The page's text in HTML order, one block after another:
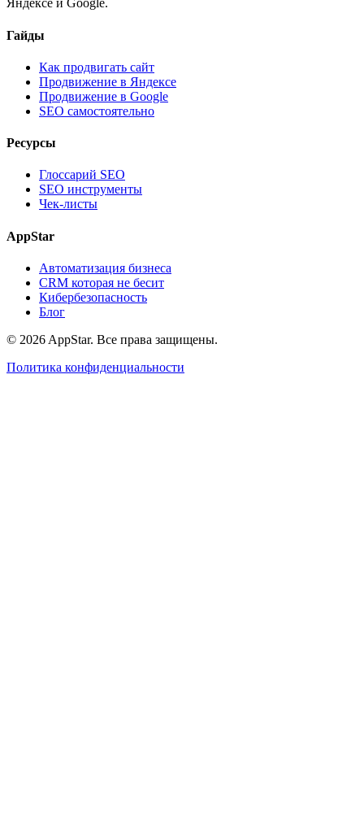
Яндексе и Google.
Гайды
Как продвигать сайт
Продвижение в Яндексе
Продвижение в Google
SEO самостоятельно
Ресурсы
Глоссарий SEO
SEO инструменты
Чек-листы
AppStar
Автоматизация бизнеса
CRM которая не бесит
Кибербезопасность
Блог
© 2026 AppStar. Все права защищены.
Политика конфиденциальности